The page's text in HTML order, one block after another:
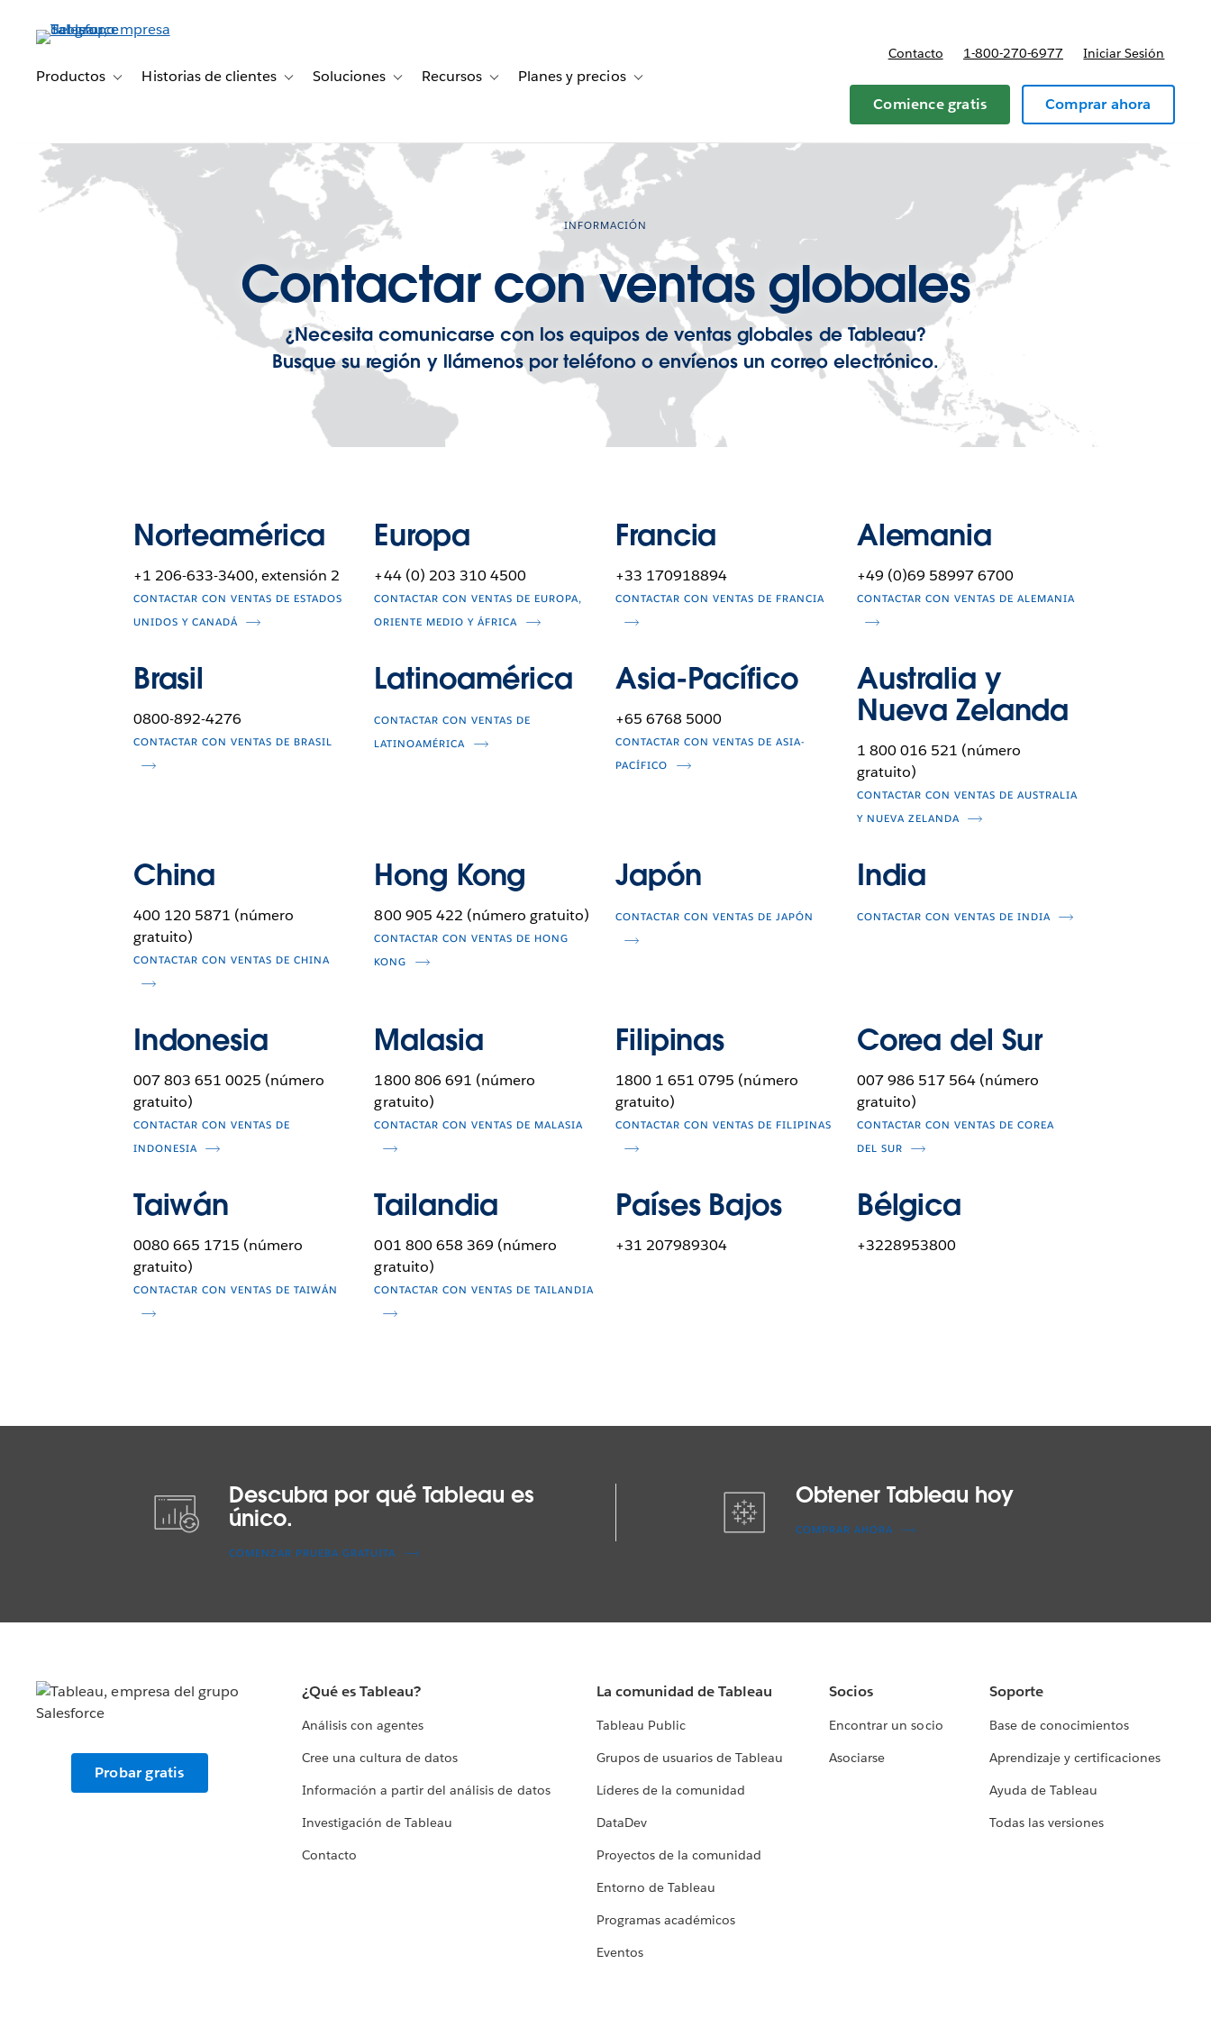
principalProductos Toggle sub-navigation for Productos
Historias de clientes Toggle sub-navigation for Historias de clientes
Soluciones Toggle sub-navigation for Soluciones
Recursos Toggle sub-navigation for Recursos
Planes y precios Toggle sub-navigation for Planes y precios
Contacto 1-800-270-6977 Iniciar Sesión
Comience gratis Comprar ahora
INFORMACIÓN
Contactar con ventas globales
¿Necesita comunicarse con los equipos de ventas globales de Tableau?
Busque su región y llámenos por teléfono o envíenos un correo electrónico.
Norteamérica
+1 206-633-3400, extensión 2
CONTACTAR CON VENTAS DE ESTADOS
UNIDOS Y CANADÁ
Europa
+44 (0) 203 310 4500
CONTACTAR CON VENTAS DE EUROPA,
ORIENTE MEDIO Y ÁFRICA
Francia
+33 170918894
CONTACTAR CON VENTAS DE FRANCIA
Alemania
+49 (0)69 58997 6700
CONTACTAR CON VENTAS DE ALEMANIA
Brasil
0800-892-4276
CONTACTAR CON VENTAS DE BRASIL
Latinoamérica
CONTACTAR CON VENTAS DE
LATINOAMÉRICA
Asia-Pacífico
+65 6768 5000
CONTACTAR CON VENTAS DE ASIA-
PACÍFICO
Australia y
Nueva Zelanda
1 800 016 521 (número
gratuito)
CONTACTAR CON VENTAS DE AUSTRALIA
Y NUEVA ZELANDA
China
400 120 5871 (número
gratuito)
CONTACTAR CON VENTAS DE CHINA
Hong Kong
800 905 422 (número gratuito)
CONTACTAR CON VENTAS DE HONG
KONG
Japón
CONTACTAR CON VENTAS DE JAPÓN
India
CONTACTAR CON VENTAS DE INDIA
Indonesia
007 803 651 0025 (número
gratuito)
CONTACTAR CON VENTAS DE
INDONESIA
Malasia
1800 806 691 (número
gratuito)
CONTACTAR CON VENTAS DE MALASIA
Filipinas
1800 1 651 0795 (número
gratuito)
CONTACTAR CON VENTAS DE FILIPINAS
Corea del Sur
007 986 517 564 (número
gratuito)
CONTACTAR CON VENTAS DE COREA
DEL SUR
Taiwán
0080 665 1715 (número
gratuito)
CONTACTAR CON VENTAS DE TAIWÁN
Tailandia
001 800 658 369 (número
gratuito)
CONTACTAR CON VENTAS DE TAILANDIA
Países Bajos
+31 207989304
Bélgica
+3228953800
Descubra por qué Tableau es
único.
COMENZAR PRUEBA GRATUITA
Obtener Tableau hoy
COMPRAR AHORA
Probar gratis
¿Qué es Tableau?
Análisis con agentes
Cree una cultura de datos
Información a partir del análisis de datos
Investigación de Tableau
Contacto
La comunidad de Tableau
Tableau Public
Grupos de usuarios de Tableau
Líderes de la comunidad
DataDev
Proyectos de la comunidad
Entorno de Tableau
Programas académicos
Eventos
Socios
Encontrar un socio
Asociarse
Soporte
Base de conocimientos
Aprendizaje y certificaciones
Ayuda de Tableau
Todas las versiones